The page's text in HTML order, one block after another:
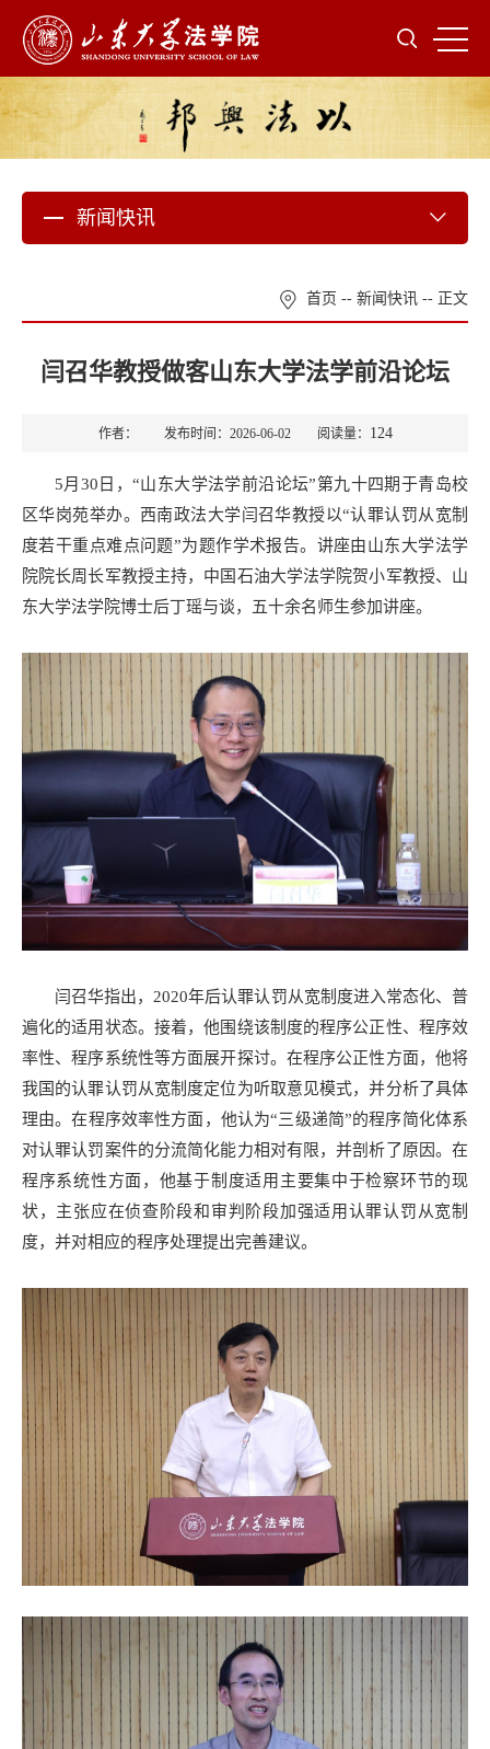
新闻快讯
首页 -- 新闻快讯 -- 正文
闫召华教授做客山东大学法学前沿论坛
作者： 发布时间：2026-06-02 阅读量： 124
5月30日，“山东大学法学前沿论坛”第九十四期于青岛校
区华岗苑举办。西南政法大学闫召华教授以“认罪认罚从宽制
度若干重点难点问题”为题作学术报告。讲座由山东大学法学
院院长周长军教授主持，中国石油大学法学院贺小军教授、山
东大学法学院博士后丁瑶与谈，五十余名师生参加讲座。
闫召华指出，2020年后认罪认罚从宽制度进入常态化、普
遍化的适用状态。接着，他围绕该制度的程序公正性、程序效
率性、程序系统性等方面展开探讨。在程序公正性方面，他将
我国的认罪认罚从宽制度定位为听取意见模式，并分析了具体
理由。在程序效率性方面，他认为“三级递简”的程序简化体系
对认罪认罚案件的分流简化能力相对有限，并剖析了原因。在
程序系统性方面，他基于制度适用主要集中于检察环节的现
状，主张应在侦查阶段和审判阶段加强适用认罪认罚从宽制
度，并对相应的程序处理提出完善建议。